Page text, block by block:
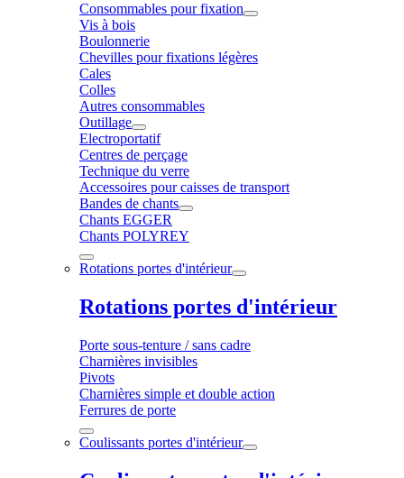
Consommables pour fixation
Vis à bois
Boulonnerie
Chevilles pour fixations légères
Cales
Colles
Autres consommables
Outillage
Electroportatif
Centres de perçage
Technique du verre
Accessoires pour caisses de transport
Bandes de chants
Chants EGGER
Chants POLYREY
Rotations portes d'intérieur
Rotations portes d'intérieur
Porte sous-tenture / sans cadre
Charnières invisibles
Pivots
Charnières simple et double action
Ferrures de porte
Coulissants portes d'intérieur